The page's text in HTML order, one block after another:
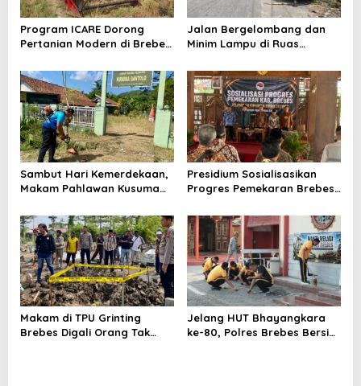
Program ICARE Dorong
Pertanian Modern di Brebes,
Tembus 10,2 Ton per Hektare
Jalan Bergelombang dan
Minim Lampu di Ruas
Telan Korban, Innova
Hantam Pohon di
Bantarkawung
Sambut Hari Kemerdekaan,
Makam Pahlawan Kusuma
Dibersihkan
Presidium Sosialisasikan
Progres Pemekaran Brebes
Pansus DPRD Jateng Jadi
Tahap Berikutnya
Makam di TPU Grinting
Brebes Digali Orang Tak
Jelang HUT Bhayangkara
ke-80, Polres Brebes Bersih-